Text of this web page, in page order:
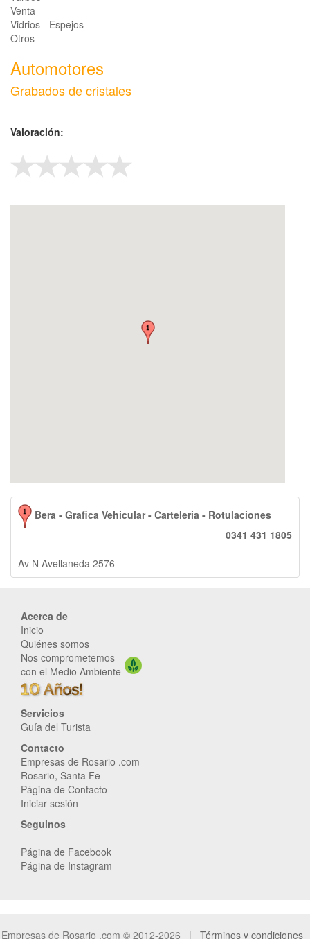
Venta
Vidrios - Espejos
Otros
Automotores
Grabados de cristales
Valoración:
Bera - Grafica Vehicular - Carteleria - Rotulaciones
0341 431 1805
Av N Avellaneda 2576
Acerca de
Inicio
Quiénes somos
Nos comprometemos
con el Medio Ambiente
Servicios
Guía del Turista
Contacto
Empresas de Rosario .com
Rosario, Santa Fe
Página de Contacto
Iniciar sesión
Seguinos
Página de Facebook
Página de Instagram
Empresas de Rosario .com © 2012-2026 | Términos y condiciones